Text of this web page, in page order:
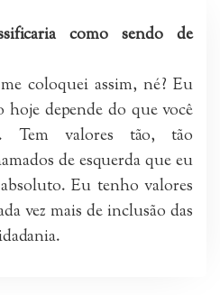
como sendo de
coloquei assim, né? Eu
depende do que você
Tem valores tão, tão
de esquerda que eu
Eu tenho valores
vez mais de inclusão das